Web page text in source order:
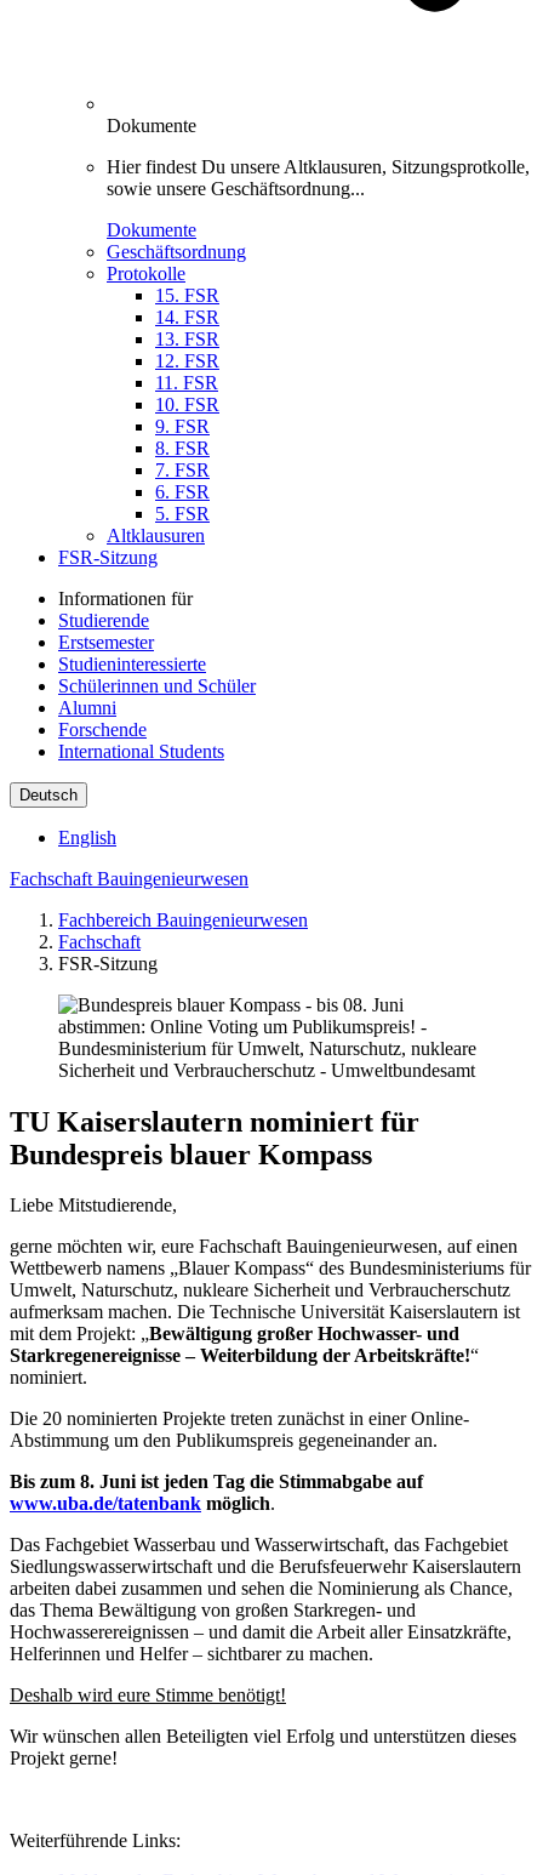
Dokumente
Hier findest Du unsere Altklausuren, Sitzungsprotkolle,
sowie unsere Geschäftsordnung...
Dokumente
Geschäftsordnung
Protokolle
15. FSR
14. FSR
13. FSR
12. FSR
11. FSR
10. FSR
9. FSR
8. FSR
7. FSR
6. FSR
5. FSR
Altklausuren
FSR-Sitzung
Informationen für
Studierende
Erstsemester
Studieninteressierte
Schülerinnen und Schüler
Alumni
Forschende
International Students
Deutsch
English
Fachschaft Bauingenieurwesen
Fachbereich Bauingenieurwesen
Fachschaft
FSR-Sitzung
TU Kaiserslautern nominiert für
Bundespreis blauer Kompass
Liebe Mitstudierende,
gerne möchten wir, eure Fachschaft Bauingenieurwesen, auf einen
Wettbewerb namens „Blauer Kompass“ des Bundesministeriums für
Umwelt, Naturschutz, nukleare Sicherheit und Verbraucherschutz
aufmerksam machen. Die Technische Universität Kaiserslautern ist
mit dem Projekt: „Bewältigung großer Hochwasser- und
Starkregenereignisse – Weiterbildung der Arbeitskräfte!“
nominiert.
Die 20 nominierten Projekte treten zunächst in einer Online-
Abstimmung um den Publikumspreis gegeneinander an.
Bis zum 8. Juni ist jeden Tag die Stimmabgabe auf
www.uba.de/tatenbank möglich.
Das Fachgebiet Wasserbau und Wasserwirtschaft, das Fachgebiet
Siedlungswasserwirtschaft und die Berufsfeuerwehr Kaiserslautern
arbeiten dabei zusammen und sehen die Nominierung als Chance,
das Thema Bewältigung von großen Starkregen- und
Hochwasserereignissen – und damit die Arbeit aller Einsatzkräfte,
Helferinnen und Helfer – sichtbarer zu machen.
Deshalb wird eure Stimme benötigt!
Wir wünschen allen Beteiligten viel Erfolg und unterstützen dieses
Projekt gerne!
Weiterführende Links: